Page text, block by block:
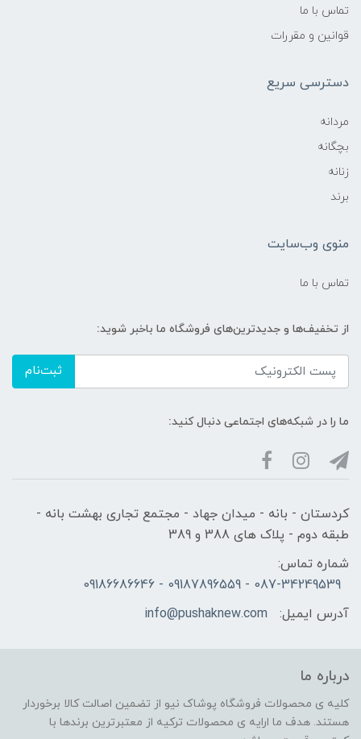
تماس با ما
قوانین و مقررات
دسترسی سریع
مردانه
بچگانه
زنانه
برند
منوی وب‌سایت
تماس با ما
از تخفیف‌ها و جدیدترین‌های فروشگاه ما باخبر شوید:
ثبت‌نام
ما را در شبکه‌های اجتماعی دنبال کنید:
کردستان - بانه - میدان جهاد - مجتمع تجاری بهشت بانه -
طبقه دوم - پلاک های 388 و 389
شماره تماس:
087-34249539 - 09187896559 - 09186686646
آدرس ایمیل:
info@pushaknew.com
درباره ما
کلیه ی محصولات فروشگاه پوشاک نیو از تضمین اصالت کالا برخوردار
هستند. هدف ما ارایه ی محصولات ترکیه از معتبرترین برندها با